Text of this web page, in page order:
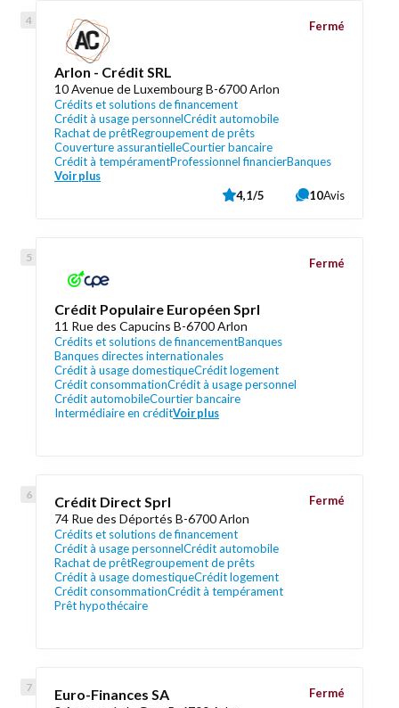
Arlon - Crédit SRL
10 Avenue de Luxembourg B-6700 Arlon
Crédits et solutions de financement
Crédit à usage personnelCrédit automobile
Rachat de prêtRegroupement de prêts
Couverture assurantielleCourtier bancaire
Crédit à tempéramentProfessionnel financierBanques
Voir plus
Fermé
4,1/5 10Avis
Crédit Populaire Européen Sprl
11 Rue des Capucins B-6700 Arlon
Crédits et solutions de financementBanques
Banques directes internationales
Crédit à usage domestiqueCrédit logement
Crédit consommationCrédit à usage personnel
Crédit automobileCourtier bancaire
Intermédiaire en créditVoir plus
Fermé
Crédit Direct Sprl
74 Rue des Déportés B-6700 Arlon
Crédits et solutions de financement
Crédit à usage personnelCrédit automobile
Rachat de prêtRegroupement de prêts
Crédit à usage domestiqueCrédit logement
Crédit consommationCrédit à tempérament
Prêt hypothécaire
Fermé
Euro-Finances SA Fermé